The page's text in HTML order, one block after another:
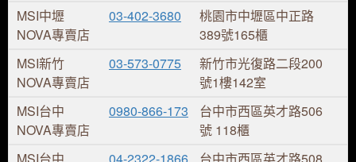
MSI中壢
NOVA專賣店
03-402-3680
桃園市中壢區中正路
389號165櫃
MSI新竹
NOVA專賣店
03-573-0775
新竹市光復路二段200
號1樓142室
MSI台中
NOVA專賣店
0980-866-173
台中市西區英才路506
號 118櫃